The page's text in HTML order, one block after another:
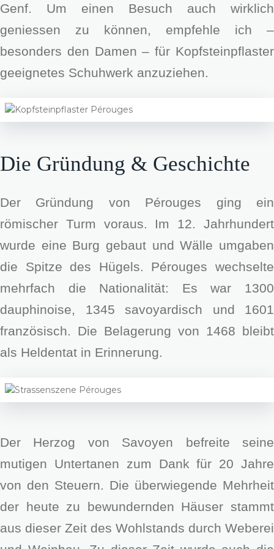
Genf. Um einen Besuch auch wirklich
geniessen zu können, empfehle ich –
besonders den Damen – für Kopfsteinpflaster
geeignetes Schuhwerk anzuziehen.
Die Gründung & Geschichte
Der Gründung von Pérouges ging ein
römischer Turm voraus. Im 12. Jahrhundert
wurde eine Burg gebaut und Wälle umgaben
die Spitze des Hügels. Pérouges wechselte
mehrfach die Nationalität: Es war 1300
dauphinoise, 1345 savoyardisch und 1601
französisch. Die Belagerung von 1468 bleibt
als Heldentat in Erinnerung.
Der Herzog von Savoyen befreite seine
mutigen Untertanen zum Dank für 20 Jahre
von den Steuern. Die überwiegende Mehrheit
der heute zu bewundernden Häuser stammt
aus dieser Zeit des Wohlstands durch Weberei